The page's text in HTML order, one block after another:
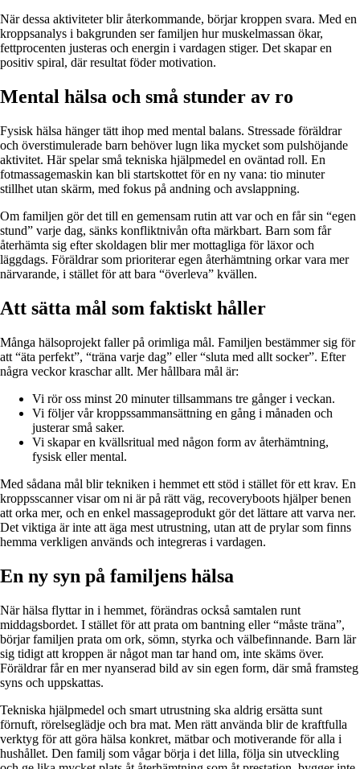
När dessa aktiviteter blir återkommande, börjar kroppen svara. Med en
kroppsanalys i bakgrunden ser familjen hur muskelmassan ökar,
fettprocenten justeras och energin i vardagen stiger. Det skapar en
positiv spiral, där resultat föder motivation.
Mental hälsa och små stunder av ro
Fysisk hälsa hänger tätt ihop med mental balans. Stressade föräldrar
och överstimulerade barn behöver lugn lika mycket som pulshöjande
aktivitet. Här spelar små tekniska hjälpmedel en oväntad roll. En
fotmassage­maskin kan bli startskottet för en ny vana: tio minuter
stillhet utan skärm, med fokus på andning och avslappning.
Om familjen gör det till en gemensam rutin att var och en får sin “egen
stund” varje dag, sänks konfliktnivån ofta märkbart. Barn som får
återhämta sig efter skoldagen blir mer mottagliga för läxor och
läggdags. Föräldrar som prioriterar egen återhämtning orkar vara mer
närvarande, i stället för att bara “överleva” kvällen.
Att sätta mål som faktiskt håller
Många hälsoprojekt faller på orimliga mål. Familjen bestämmer sig för
att “äta perfekt”, “träna varje dag” eller “sluta med allt socker”. Efter
några veckor kraschar allt. Mer hållbara mål är:
Vi rör oss minst 20 minuter tillsammans tre gånger i veckan.
Vi följer vår kroppssammansättning en gång i månaden och
justerar små saker.
Vi skapar en kvällsritual med någon form av återhämtning,
fysisk eller mental.
Med sådana mål blir tekniken i hemmet ett stöd i stället för ett krav. En
kropps­scanner visar om ni är på rätt väg, recoveryboots hjälper benen
att orka mer, och en enkel massage­produkt gör det lättare att varva ner.
Det viktiga är inte att äga mest utrustning, utan att de prylar som finns
hemma verkligen används och integreras i vardagen.
En ny syn på familjens hälsa
När hälsa flyttar in i hemmet, förändras också samtalen runt
middagsbordet. I stället för att prata om bantning eller “måste träna”,
börjar familjen prata om ork, sömn, styrka och välbefinnande. Barn lär
sig tidigt att kroppen är något man tar hand om, inte skäms över.
Föräldrar får en mer nyanserad bild av sin egen form, där små framsteg
syns och uppskattas.
Tekniska hjälpmedel och smart utrustning ska aldrig ersätta sunt
förnuft, rörelseglädje och bra mat. Men rätt använda blir de kraftfulla
verktyg för att göra hälsa konkret, mätbar och motiverande för alla i
hushållet. Den familj som vågar börja i det lilla, följa sin utveckling